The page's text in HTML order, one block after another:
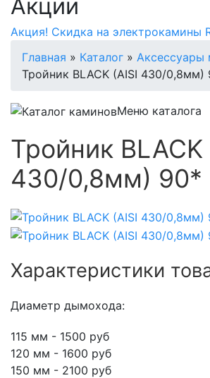
Акции
Акция! Скидка на электрокамины
Главная » Каталог »
Тройник BLACK (AISI 430/0,8мм)
Меню каталога
Тройник BLACK
430/0,8мм) 90*
Характеристики
Диаметр дымохода:
115 мм - 1500 руб
120 мм - 1600 руб
150 мм - 2100 руб